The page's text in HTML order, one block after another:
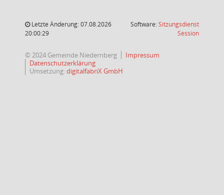
Letzte Änderung: 07.08.2026
20:00:29
Software:Sitzungsdienst
Session(Wird in
© 2024 Gemeinde Niedernberg
Impressum
Datenschutzerklärung
Umsetzung:digitalfabriX GmbH